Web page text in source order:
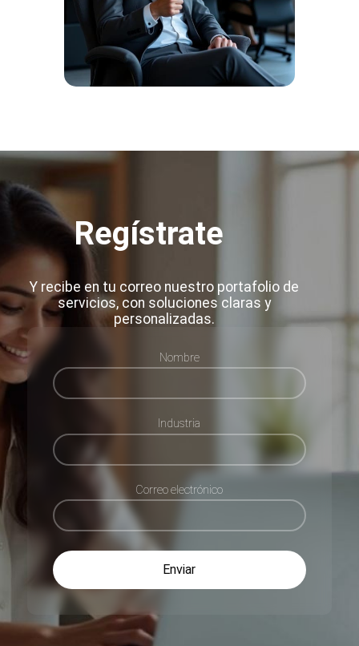
Regístrate
Y recibe en tu correo nuestro portafolio de
servicios, con soluciones claras y
personalizadas.
Nombre
Industria
Correo electrónico
Enviar